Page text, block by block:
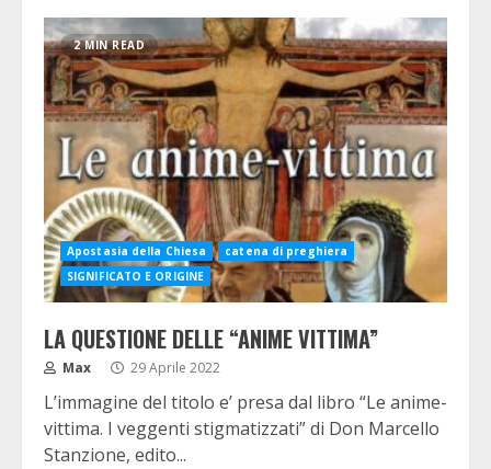
2 MIN READ
Apostasia della Chiesa
catena di preghiera
SIGNIFICATO E ORIGINE
LA QUESTIONE DELLE “ANIME VITTIMA”
Max 29 Aprile 2022
L’immagine del titolo e’ presa dal libro “Le anime-
vittima. I veggenti stigmatizzati” di Don Marcello
Stanzione, edito...